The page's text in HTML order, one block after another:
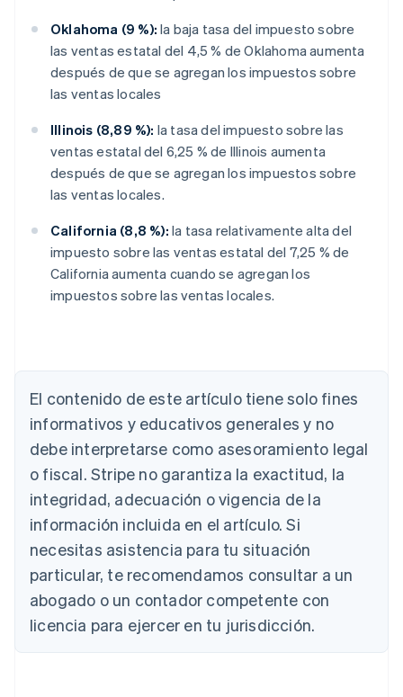
Oklahoma (9 %): la baja tasa del impuesto sobre
las ventas estatal del 4,5 % de Oklahoma aumenta
después de que se agregan los impuestos sobre
las ventas locales
Illinois (8,89 %): la tasa del impuesto sobre las
ventas estatal del 6,25 % de Illinois aumenta
después de que se agregan los impuestos sobre
las ventas locales.
California (8,8 %): la tasa relativamente alta del
impuesto sobre las ventas estatal del 7,25 % de
California aumenta cuando se agregan los
impuestos sobre las ventas locales.
El contenido de este artículo tiene solo fines
informativos y educativos generales y no
debe interpretarse como asesoramiento legal
o fiscal. Stripe no garantiza la exactitud, la
integridad, adecuación o vigencia de la
información incluida en el artículo. Si
necesitas asistencia para tu situación
particular, te recomendamos consultar a un
abogado o un contador competente con
licencia para ejercer en tu jurisdicción.
Alemania
Deutsch English
Australia
English
Austria
Deutsch English
Bélgica
Nederlands English
Brasil
PortuguêsEnglish
Bulgaria
Canadá